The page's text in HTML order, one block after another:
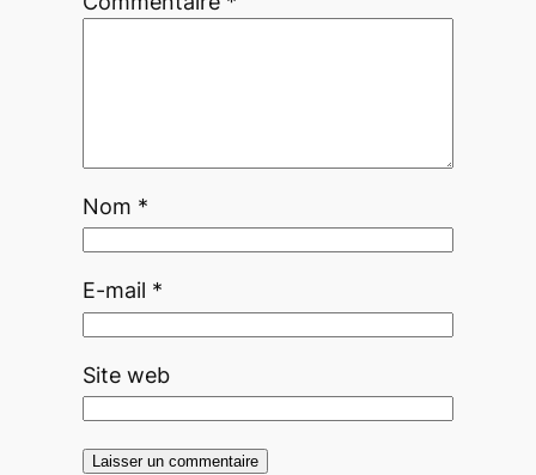
Nom *
E-mail *
Site web